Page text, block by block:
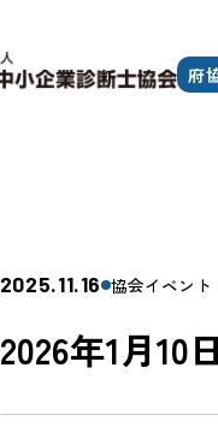
府
2025.11.16 協会イベント
2026年1月